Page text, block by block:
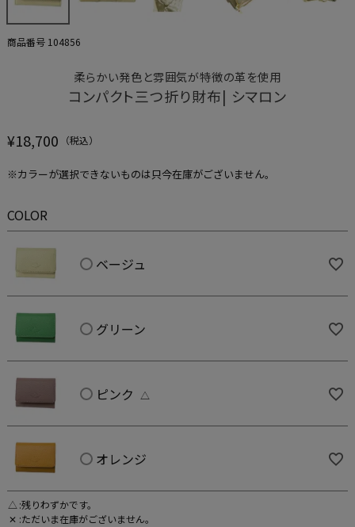
商品番号 104856
柔らかい発色と雰囲気が特徴の革を使用
コンパクト三つ折り財布| シマロン
¥18,700
※カラーが選択できないものは只今在庫がございません。
COLOR
ベージュ
グリーン
ピンク △
オレンジ
△ 残りわずかです。
✕ ただいま在庫がございません。